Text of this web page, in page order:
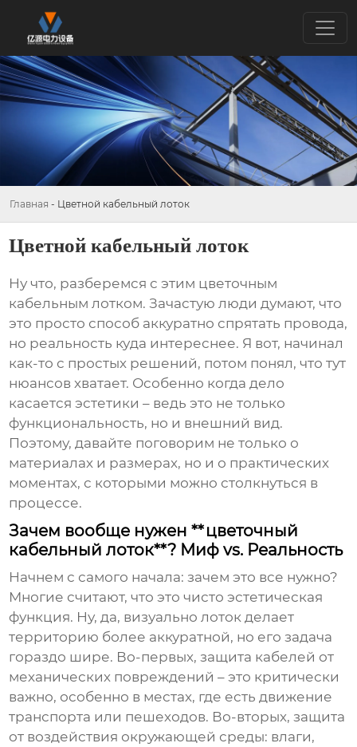
Главная - Цветной кабельный лоток
Цветной кабельный лоток
Ну что, разберемся с этим цветочным
кабельным лотком. Зачастую люди думают, что
это просто способ аккуратно спрятать провода,
но реальность куда интереснее. Я вот, начинал
как-то с простых решений, потом понял, что тут
нюансов хватает. Особенно когда дело
касается эстетики – ведь это не только
функциональность, но и внешний вид.
Поэтому, давайте поговорим не только о
материалах и размерах, но и о практических
моментах, с которыми можно столкнуться в
процессе.
Зачем вообще нужен **цветочный
кабельный лоток**? Миф vs. Реальность
Начнем с самого начала: зачем это все нужно?
Многие считают, что это чисто эстетическая
функция. Ну, да, визуально лоток делает
территорию более аккуратной, но его задача
гораздо шире. Во-первых, защита кабелей от
механических повреждений – это критически
важно, особенно в местах, где есть движение
транспорта или пешеходов. Во-вторых, защита
от воздействия окружающей среды: влаги,